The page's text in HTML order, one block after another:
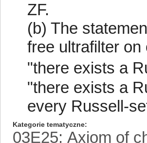
ZF.
(b) The
free ultrafilter
"there exists a
"there exists a
every Russell-
Kategorie tematyczne
03E25: Axiom of